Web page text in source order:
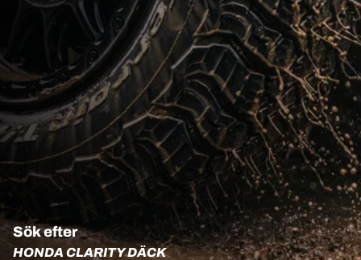
Sök efter
HONDA CLARITY DÄCK